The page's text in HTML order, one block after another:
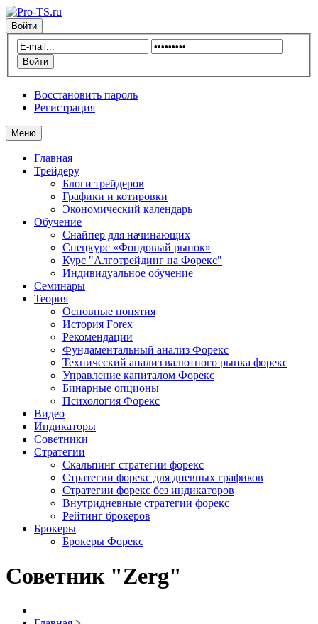
Войти
Восстановить пароль
Регистрация
Меню
Главная
Трейдеру
Блоги трейдеров
Графики и котировки
Экономический календарь
Обучение
Снайпер для начинающих
Спецкурс «Фондовый рынок»
Курс "Алготрейдинг на Форекс"
Индивидуальное обучение
Семинары
Теория
Основные понятия
История Forex
Рекомендации
Фундаментальный анализ Форекс
Технический анализ валютного рынка форекс
Управление капиталом Форекс
Бинарные опционы
Психология Форекс
Видео
Индикаторы
Советники
Стратегии
Скальпинг стратегии форекс
Стратегии форекс для дневных графиков
Стратегии форекс без индикаторов
Внутридневные стратегии форекс
Рейтинг брокеров
Брокеры
Брокеры Форекс
Советник "Zerg"